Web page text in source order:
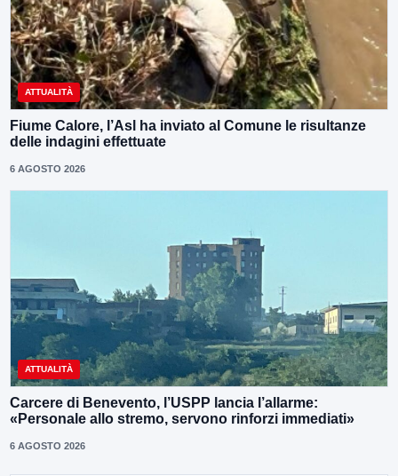
ATTUALITÀ
Fiume Calore, l’Asl ha inviato al Comune le risultanze
delle indagini effettuate
6 AGOSTO 2026
ATTUALITÀ
Carcere di Benevento, l’USPP lancia l’allarme:
«Personale allo stremo, servono rinforzi immediati»
6 AGOSTO 2026